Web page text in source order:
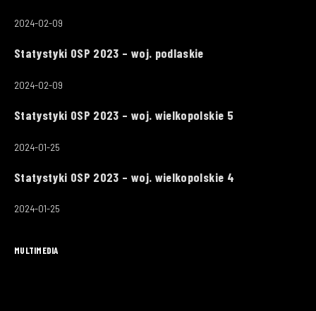
2024-02-09
Statystyki OSP 2023 – woj. podlaskie
2024-02-09
Statystyki OSP 2023 – woj. wielkopolskie 5
2024-01-25
Statystyki OSP 2023 – woj. wielkopolskie 4
2024-01-25
MULTIMEDIA